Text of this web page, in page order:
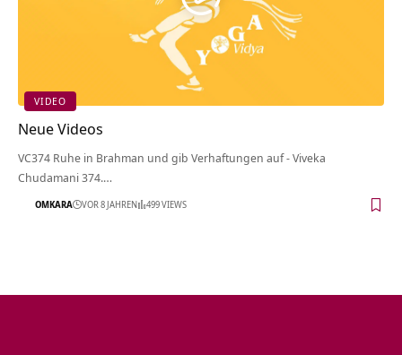
VIDEO
Neue Videos
VC374 Ruhe in Brahman und gib Verhaftungen auf - Viveka
Chudamani 374.…
OMKARA VOR 8 JAHREN 499 VIEWS